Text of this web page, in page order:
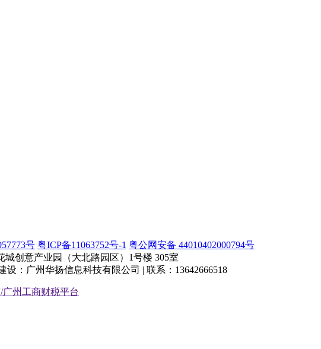
号 粤ICP备11063752号-1 粤公网安备 44010402000794号
创意产业园（大北路园区）1号楼 305室
：广州华扬信息科技有限公司 | 联系：13642666518
广州工商财税平台